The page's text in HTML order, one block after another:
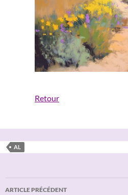
Retour
AL
Navigation
ARTICLE PRÉCÉDENT